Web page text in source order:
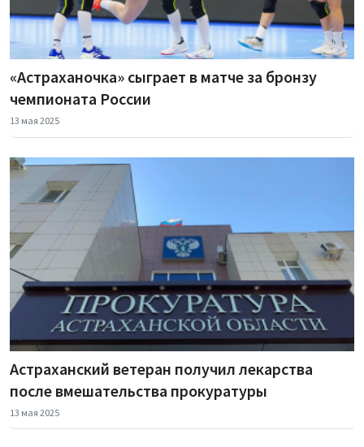
«Астраханочка» сыграет в матче за бронзу
чемпионата России
13 мая 2025
Астраханский ветеран получил лекарства
после вмешательства прокуратуры
13 мая 2025